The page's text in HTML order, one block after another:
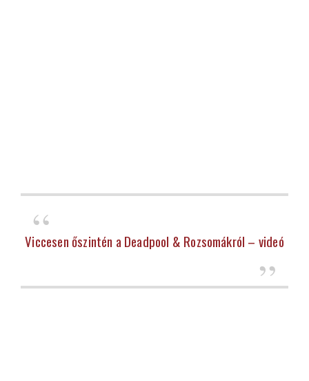
Viccesen őszintén a Deadpool & Rozsomákról – videó